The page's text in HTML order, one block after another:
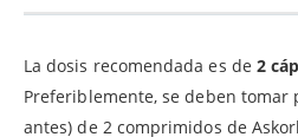
La dosis recomendada es de 2
Preferiblemente, se deben tomar
antes) de 2 comprimidos de